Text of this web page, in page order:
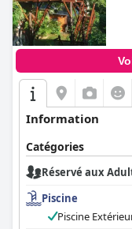
Information
Catégories
Réservé aux
Piscine
Piscine